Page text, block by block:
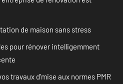
de maison sans stress
pour rénover intelligemment
travaux d’mise aux normes PMR